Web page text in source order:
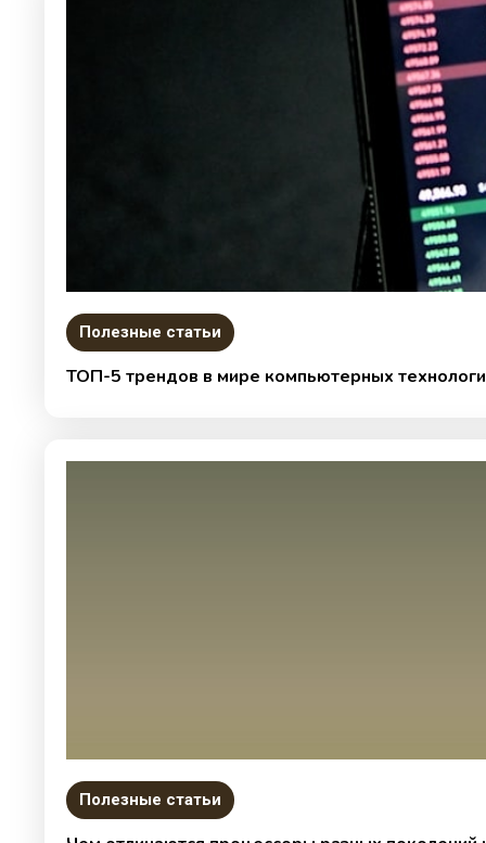
Полезные статьи
ТОП-5 трендов в мире компьютерных
Полезные статьи